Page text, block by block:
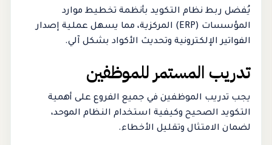
يُفضل ربط نظام التكويد بأنظمة تخطيط موارد
المؤسسات (ERP) المركزية، مما يسهل عملية إصدار
الفواتير الإلكترونية وتحديث الأكواد بشكل آلي.
تدريب المستمر للموظفين
يجب تدريب الموظفين في جميع الفروع على أهمية
التكويد الصحيح وكيفية استخدام النظام الموحد،
لضمان الامتثال وتقليل الأخطاء.